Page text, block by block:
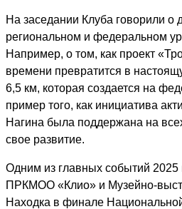
На заседании Клуба говорили о
региональном и федеральном
Например, о том, как проект
времени превратится в
6,5 км, которая создается на
пример того, как инициатива
Нагина была поддержана на
свое развитие.
Одним из главных событий 2025
ПРКМОО «Клио» и Музейно-
Находка в финале